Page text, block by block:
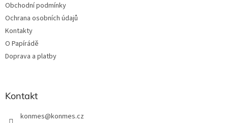
Obchodní podmínky
Ochrana osobních údajů
Kontakty
O Papírádě
Doprava a platby
Kontakt
konmes@konmes.cz